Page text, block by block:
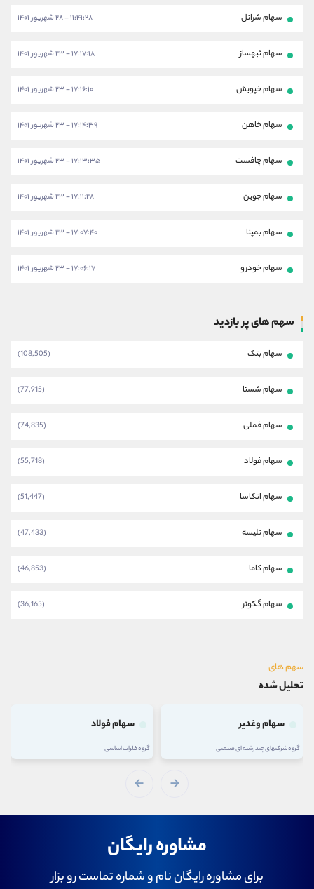
سهام شرانل ۱۱:۴۱:۲۸ - ۲۸ شهریور ۱۴۰۱
سهام ثبهساز ۱۷:۱۷:۱۸ - ۲۳ شهریور ۱۴۰۱
سهام خپویش ۱۷:۱۶:۱۰ - ۲۳ شهریور ۱۴۰۱
سهام خاهن ۱۷:۱۴:۳۹ - ۲۳ شهریور ۱۴۰۱
سهام چافست ۱۷:۱۳:۳۵ - ۲۳ شهریور ۱۴۰۱
سهام جوین ۱۷:۱۱:۲۸ - ۲۳ شهریور ۱۴۰۱
سهام بمپنا ۱۷:۰۷:۴۰ - ۲۳ شهریور ۱۴۰۱
سهام خودرو ۱۷:۰۶:۱۷ - ۲۳ شهریور ۱۴۰۱
سهم های پر بازدید
سهام بتک (108,505)
سهام شستا (77,915)
سهام فملی (74,835)
سهام فولاد (55,718)
سهام اتکاسا (51,447)
سهام تلیسه (47,433)
سهام کاما (46,853)
سهام گکوثر (36,165)
سهم های
تحلیل شده
سهام وغدیر
گروه شرکتهای چند رشته ای صنعتی
سهام فولاد
گروه فلزات اساسی
مشاوره رایگان
برای مشاوره رایگان نام و شماره تماست رو بزار